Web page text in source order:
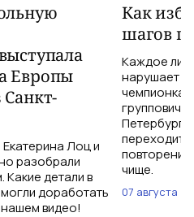
Европы
Лоц и
разобрали
детали в
доработать
видео!
Как
шагов
Каждое
нарушает
чемпионка
повторений
чище.
07 августа